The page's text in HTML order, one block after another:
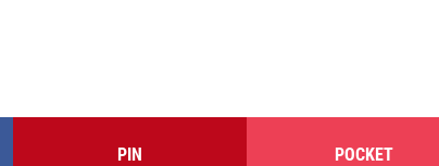
PIN POCKET